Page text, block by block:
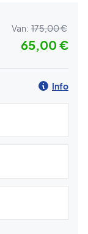
Van: 175,00 €
65,00 €
Info